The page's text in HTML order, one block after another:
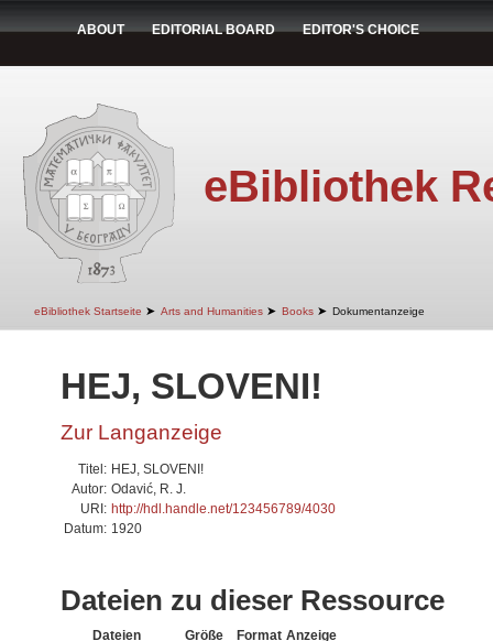
ABOUT EDITORIAL BOARD EDITOR'S CHOICE
eBibliothek
eBibliothek Startseite ➤ Arts and Humanities ➤ Books ➤ Dokumentanzeige
HEJ, SLOVENI!
Zur Langanzeige
Titel: HEJ, SLOVENI!
Autor: Odavić, R. J.
URI: http://hdl.handle.net/123456789/4030
Datum: 1920
Dateien zu dieser Ressource
Dateien Größe Format Anzeige